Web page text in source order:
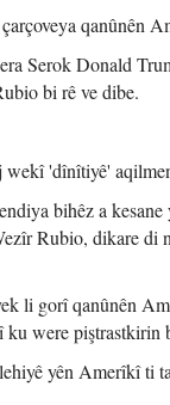
qanûnên
Serok Donald
bi rê ve dibe.
'dînîtiyê'
bihêz a
Rubio, dikare di
li gorî qanûnên
were piştrastkirin
yên Amerîkî ti